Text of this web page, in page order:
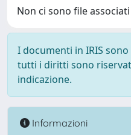
Non ci sono file
I documenti in IRIS
tutti i diritti sono
indicazione.
Informazioni